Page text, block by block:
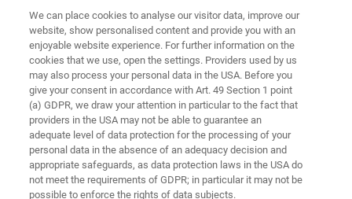
Behandling av personuppgifter sker vid varje åtgärd eller
uppsättning av åtgärder som utförs i samband med
personuppgifter, vare sig det sker automatiserat eller ej.
Databehandling sker i synnerhet vid insamling, registrering,
organisering, strukturering, lagring, anpassning, ändring,
inläsning, hämtning, användning, utlämnande genom
överföring, spridning eller tillhandahållande på annat sätt,
justering eller sammanförande, begränsning, radering eller
förstöring av personuppgifter.
Vi behandlar personuppgifter enligt de bestämmelser och krav
We can place cookies to analyse our visitor data, improve our
website, show personalised content and provide you with an
enjoyable website experience. For further information on the
cookies that we use, open the settings. Providers used by us
may also process your personal data in the USA. Before you
give your consent in accordance with Art. 49 Section 1 point
(a) GDPR, we draw your attention in particular to the fact that
providers in the USA may not be able to guarantee an
adequate level of data protection for the processing of your
personal data in the absence of an adequacy decision and
appropriate safeguards, as data protection laws in the USA do
not meet the requirements of GDPR; in particular it may not be
possible to enforce the rights of data subjects.